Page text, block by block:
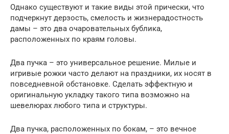
Однако существуют и такие виды этой прически, что
подчеркнут дерзость, смелость и жизнерадостность
дамы – это два очаровательных бублика,
расположенных по краям головы.
Два пучка – это универсальное решение. Милые и
игривые рожки часто делают на праздники, их носят в
повседневной обстановке. Сделать эффектную и
оригинальную укладку такого типа возможно на
шевелюрах любого типа и структуры.
Два пучка, расположенных по бокам, – это вечное